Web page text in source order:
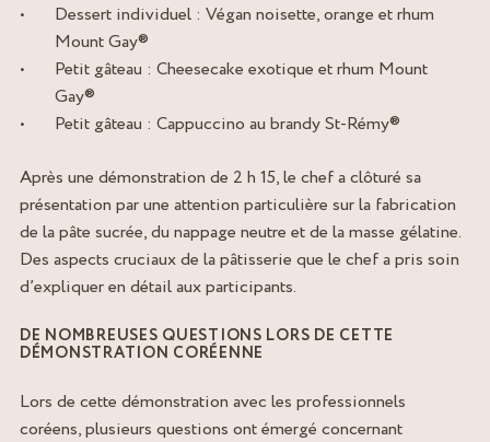
Dessert individuel : Végan noisette, orange et rhum
Mount Gay®
Petit gâteau : Cheesecake exotique et rhum Mount
Gay®
Petit gâteau : Cappuccino au brandy St-Rémy®
Après une démonstration de 2 h 15, le chef a clôturé sa
présentation par une attention particulière sur la fabrication
de la pâte sucrée, du nappage neutre et de la masse gélatine.
Des aspects cruciaux de la pâtisserie que le chef a pris soin
d’expliquer en détail aux participants.
DE NOMBREUSES QUESTIONS LORS DE CETTE
DÉMONSTRATION CORÉENNE
Lors de cette démonstration avec les professionnels
coréens, plusieurs questions ont émergé concernant